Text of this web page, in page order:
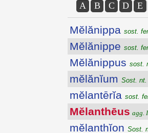
A B C D E
Mĕlănippa sost.
Mĕlănippe sost.
Mĕlănippus sost.
mĕlănĭum Sost. nt.
mĕlantērĭa sost.
Mĕlanthēus agg.
mĕlanthĭon Sost.